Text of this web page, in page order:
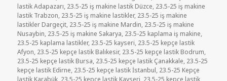
lastik Adapazarı, 23.5-25 iş makine lastik Düzce, 23.5-25 iş makine
lastik Trabzon, 23.5-25 iş makine lastikler, 23.5-25 iş makine
lastikler Dargeçit, 23.5-25 iş makine Mardin, 23.5-25 iş makine
Nusaybin, 23.5-25 iş makine Sakarya, 23.5-25 kaplama iş makine,
23.5-25 kaplama lastikler, 23.5-25 kayseri, 23.5-25 kepçe lastik
Afyon, 23.5-25 kepçe lastik Balıkesir, 23.5-25 kepçe lastik Bodrum,
23.5-25 kepçe lastik Bursa, 23.5-25 kepçe lastik Çanakkale, 23.5-25
kepçe lastik Edirne, 23.5-25 kepçe lastik İstanbul, 23.5-25 Kepçe
lastik Karabük 23.5-25 kepçe lastik Kayseri 23.5-25 kepçe lastik